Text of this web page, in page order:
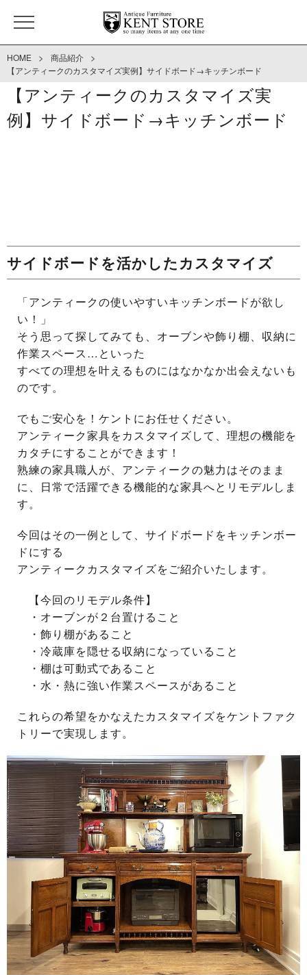
HOME > 商品紹介 >
【アンティークのカスタマイズ実例】サイドボード→キッチンボード
【アンティークのカスタマイズ実
例】サイドボード→キッチンボード
サイドボードを活かしたカスタマイズ
「アンティークの使いやすいキッチンボードが欲し
い！」
そう思って探してみても、オーブンや飾り棚、収納に
作業スペース…といった
すべての理想を叶えるものにはなかなか出会えないも
のです。
でもご安心を！ケントにお任せください。
アンティーク家具をカスタマイズして、理想の機能を
カタチにすることができます！
熟練の家具職人が、アンティークの魅力はそのまま
に、日常で活躍できる機能的な家具へとリモデルしま
す。
今回はその一例として、サイドボードをキッチンボー
ドにする
アンティークカスタマイズをご紹介いたします。
【今回のリモデル条件】
・オーブンが２台置けること
・飾り棚があること
・冷蔵庫を隠せる収納になっていること
・棚は可動式であること
・水・熱に強い作業スペースがあること
これらの希望をかなえたカスタマイズをケントファク
トリーで実現します。